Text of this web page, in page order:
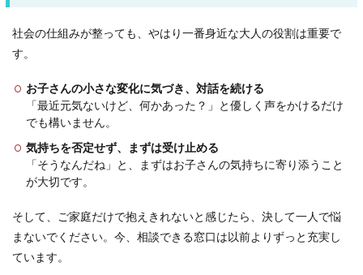
社会の仕組みが整っても、やはり一番身近な大人の役割は重要で
す。
お子さんの小さな変化に気づき、対話を続ける
「最近元気ないけど、何かあった？」と優しく声をかけるだけ
でも構いません。
気持ちを否定せず、まずは受け止める
「そうなんだね」と、まずはお子さんの気持ちに寄り添うこと
が大切です。
そして、ご家庭だけで抱えきれないと感じたら、決して一人で悩
まないでください。今、相談できる窓口は以前よりずっと充実し
ています。